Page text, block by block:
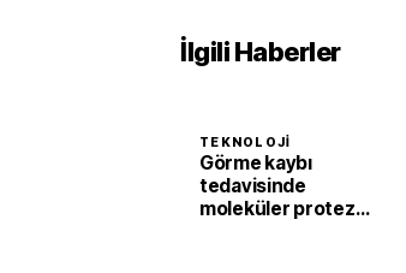
İlgili Haberler
TEKNOLOJI
Görme kaybı
tedavisinde
moleküler protez